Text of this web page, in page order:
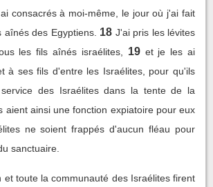
consacrés à moi-même, le jour où j'ai fait
aînés des Egyptiens. 18 J'ai pris les lévites
les fils aînés israélites,
19 et je les ai
à ses fils d'entre les Israélites, pour qu'ils
des Israélites dans la tente de la
aient ainsi une fonction expiatoire pour eux
ne soient frappés d'aucun fléau pour
sanctuaire.
et toute la communauté des Israélites firent